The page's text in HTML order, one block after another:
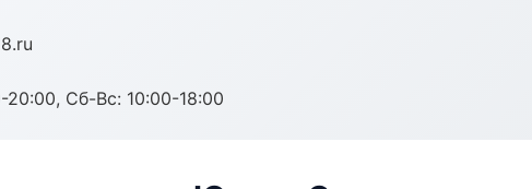
Сб-Вс: 10:00-18:00